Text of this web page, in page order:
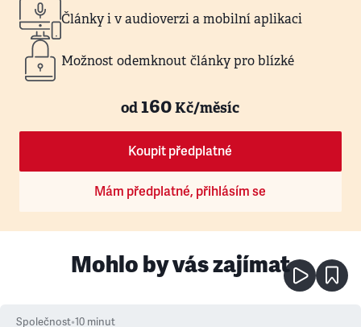
Články i v audioverzi a mobilní aplikaci
Možnost odemknout články pro blízké
od160Kč/měsíc
Koupit předplatné
Mám předplatné, přihlásím se
Mohlo by vás zajímat
Společnost•10 minut